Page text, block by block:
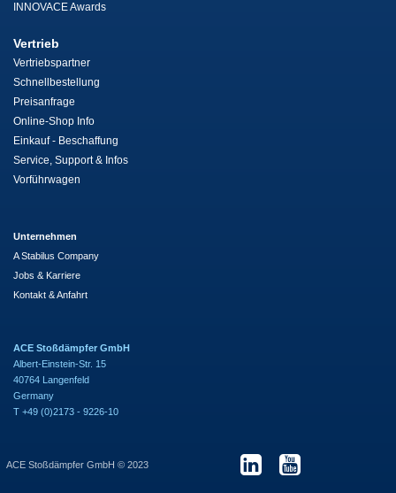
INNOVACE Awards
Vertrieb
Vertriebspartner
Schnellbestellung
Preisanfrage
Online-Shop Info
Einkauf - Beschaffung
Service, Support & Infos
Vorführwagen
Unternehmen
A Stabilus Company
Jobs & Karriere
Kontakt & Anfahrt
ACE Stoßdämpfer GmbH
Albert-Einstein-Str. 15
40764 Langenfeld
Germany
T +49 (0)2173 - 9226-10
ACE Stoßdämpfer GmbH © 2023